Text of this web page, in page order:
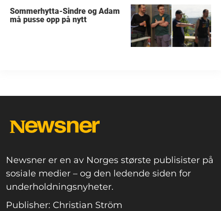
Sommerhytta-Sindre og Adam
må pusse opp på nytt
Newsner er en av Norges største publisister på
sosiale medier – og den ledende siden for
underholdningsnyheter.
Publisher: Christian Ström